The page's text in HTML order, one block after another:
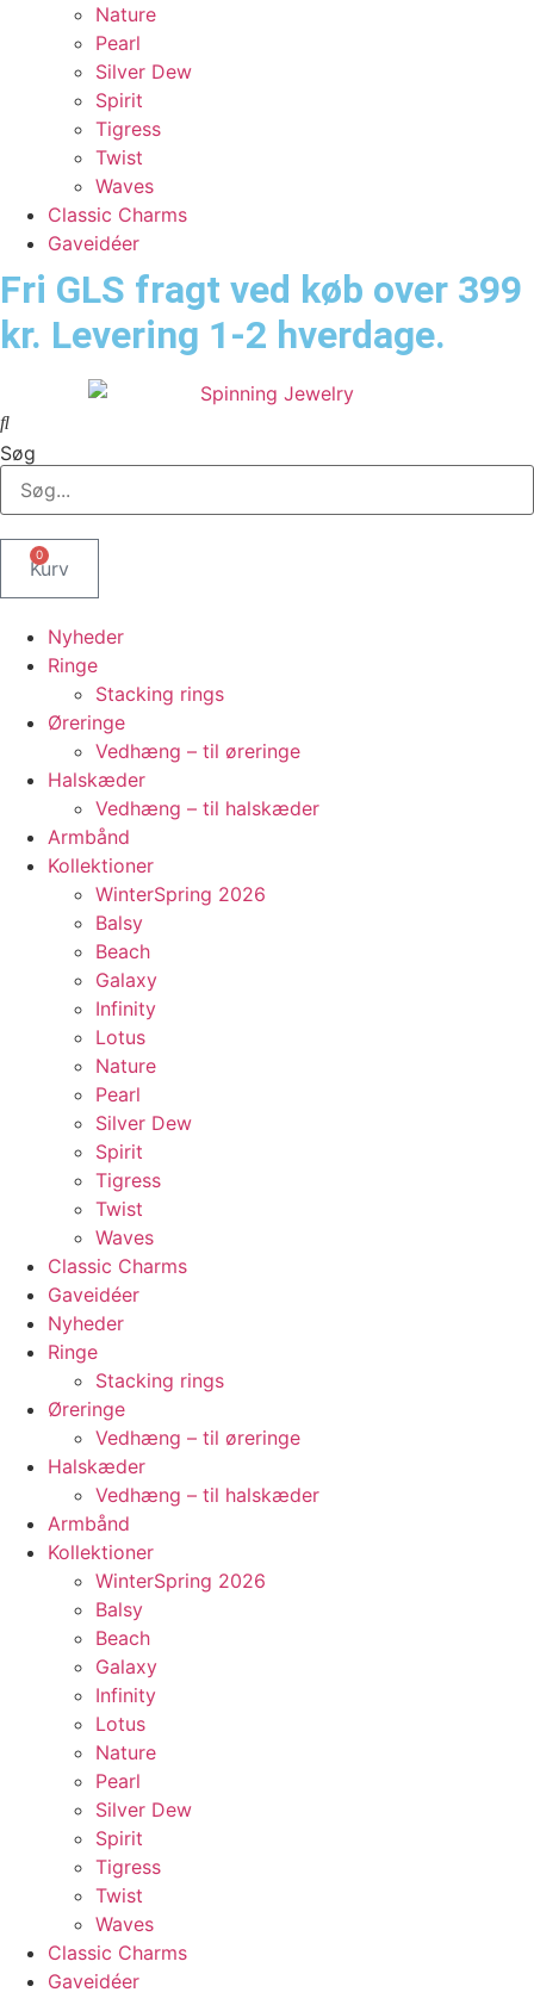
Nature
Pearl
Silver Dew
Spirit
Tigress
Twist
Waves
Classic Charms
Gaveidéer
Fri GLS fragt ved køb over 399
kr. Levering 1-2 hverdage.
Søg
0
Kurv
Nyheder
Ringe
Stacking rings
Øreringe
Vedhæng – til øreringe
Halskæder
Vedhæng – til halskæder
Armbånd
Kollektioner
WinterSpring 2026
Balsy
Beach
Galaxy
Infinity
Lotus
Nature
Pearl
Silver Dew
Spirit
Tigress
Twist
Waves
Classic Charms
Gaveidéer
Nyheder
Ringe
Stacking rings
Øreringe
Vedhæng – til øreringe
Halskæder
Vedhæng – til halskæder
Armbånd
Kollektioner
WinterSpring 2026
Balsy
Beach
Galaxy
Infinity
Lotus
Nature
Pearl
Silver Dew
Spirit
Tigress
Twist
Waves
Classic Charms
Gaveidéer